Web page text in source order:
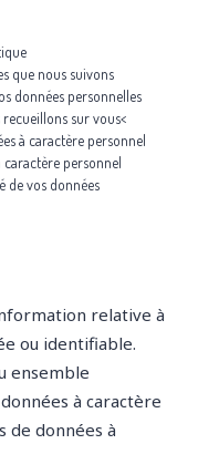
que nous suivons
données personnelles
recueillons sur vous<
à caractère personnel
caractère personnel
de vos données
relative à
ou identifiable.
ensemble
à caractère
de données à